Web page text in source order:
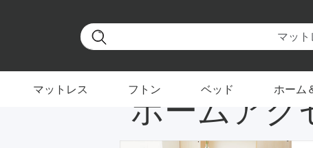
マットレス フトン ベッド ホーム
ホームアクセサリー
ホームアク